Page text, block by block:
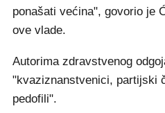
ponašati većina", govorio je
ove vlade.
Autorima zdravstvenog
"kvaziznanstvenici, partijski
pedofili".